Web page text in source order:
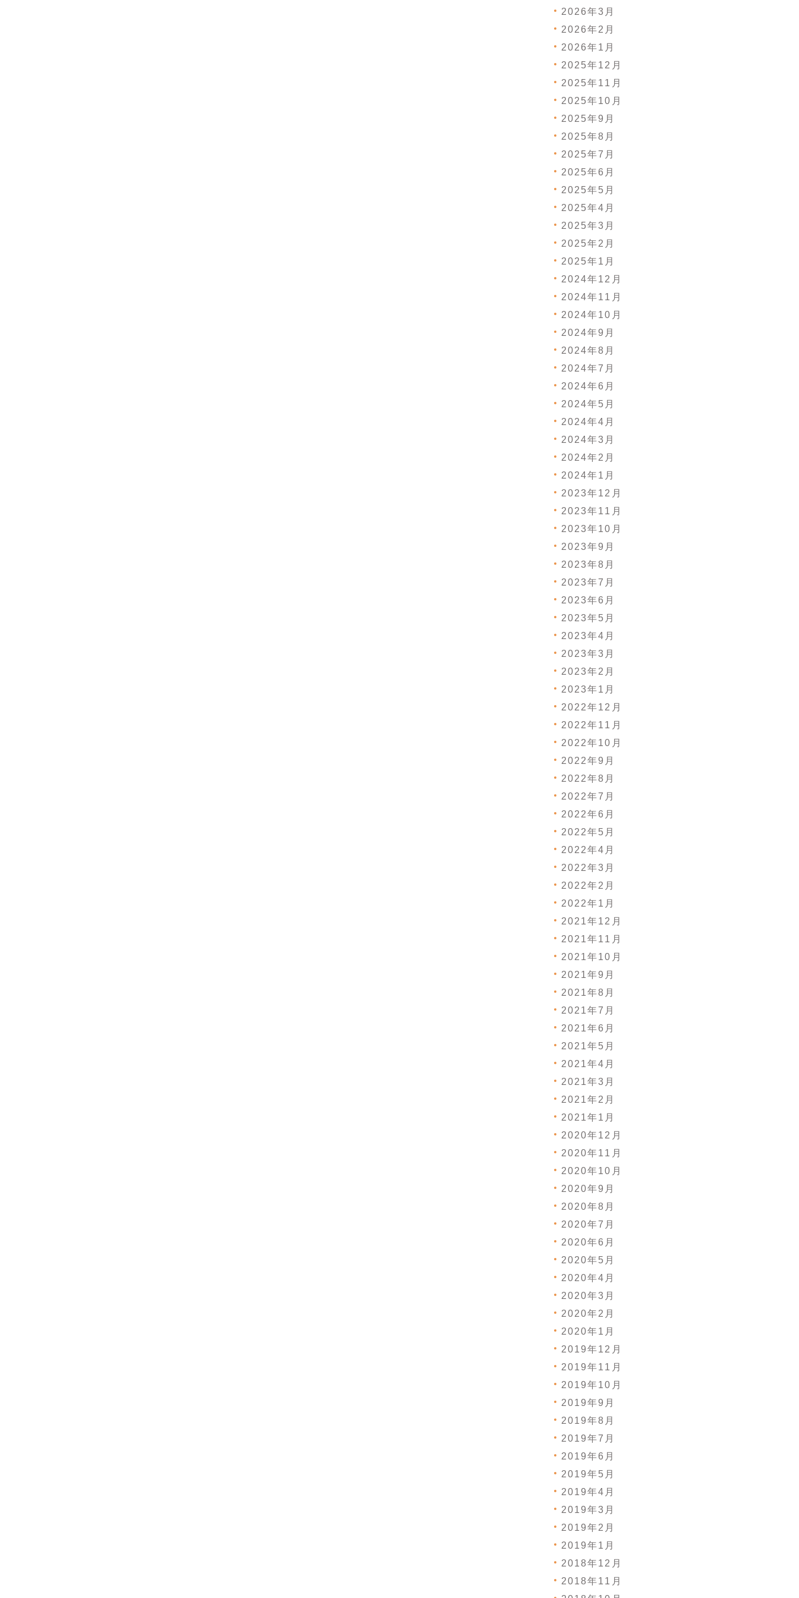
2026年3月
2026年2月
2026年1月
2025年12月
2025年11月
2025年10月
2025年9月
2025年8月
2025年7月
2025年6月
2025年5月
2025年4月
2025年3月
2025年2月
2025年1月
2024年12月
2024年11月
2024年10月
2024年9月
2024年8月
2024年7月
2024年6月
2024年5月
2024年4月
2024年3月
2024年2月
2024年1月
2023年12月
2023年11月
2023年10月
2023年9月
2023年8月
2023年7月
2023年6月
2023年5月
2023年4月
2023年3月
2023年2月
2023年1月
2022年12月
2022年11月
2022年10月
2022年9月
2022年8月
2022年7月
2022年6月
2022年5月
2022年4月
2022年3月
2022年2月
2022年1月
2021年12月
2021年11月
2021年10月
2021年9月
2021年8月
2021年7月
2021年6月
2021年5月
2021年4月
2021年3月
2021年2月
2021年1月
2020年12月
2020年11月
2020年10月
2020年9月
2020年8月
2020年7月
2020年6月
2020年5月
2020年4月
2020年3月
2020年2月
2020年1月
2019年12月
2019年11月
2019年10月
2019年9月
2019年8月
2019年7月
2019年6月
2019年5月
2019年4月
2019年3月
2019年2月
2019年1月
2018年12月
2018年11月